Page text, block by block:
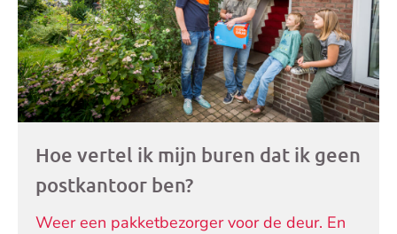
Hoe vertel ik mijn buren dat ik geen
postkantoor ben?
Weer een pakketbezorger voor de deur. En